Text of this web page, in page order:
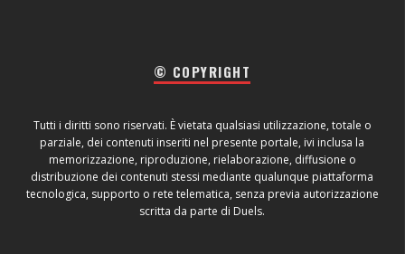
© COPYRIGHT
Tutti i diritti sono riservati. È vietata qualsiasi utilizzazione, totale o
parziale, dei contenuti inseriti nel presente portale, ivi inclusa la
memorizzazione, riproduzione, rielaborazione, diffusione o
distribuzione dei contenuti stessi mediante qualunque piattaforma
tecnologica, supporto o rete telematica, senza previa autorizzazione
scritta da parte di Duels.